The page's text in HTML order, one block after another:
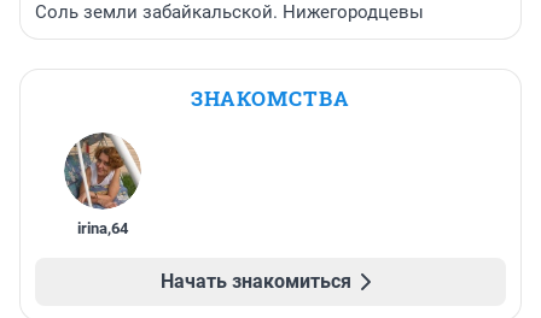
Соль земли забайкальской. Нижегородцевы
ЗНАКОМСТВА
irina,64
Начать знакомиться